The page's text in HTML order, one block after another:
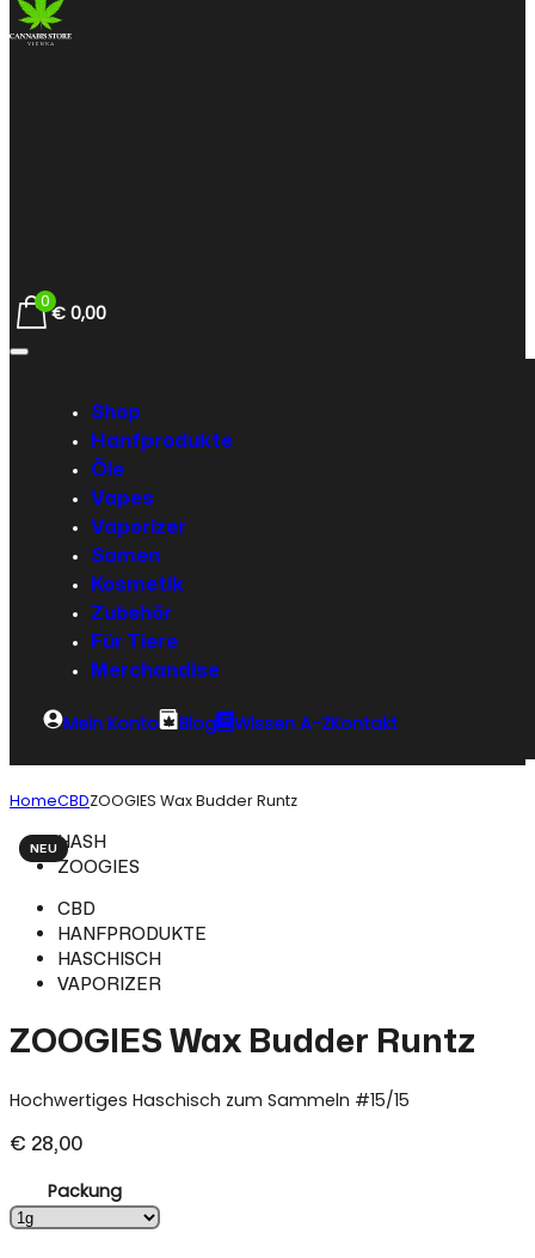
€ 0,00
0
Shop
Hanfprodukte
Öle
Vapes
Vaporizer
Samen
Kosmetik
Zubehör
Für Tiere
Merchandise
Mein Konto Blog Wissen A-ZKontakt
HomeCBDZOOGIES Wax Budder Runtz
NEU HASH
ZOOGIES
CBD
HANFPRODUKTE
HASCHISCH
VAPORIZER
ZOOGIES Wax Budder Runtz
Hochwertiges Haschisch zum Sammeln #15/15
€ 28,00
Packung